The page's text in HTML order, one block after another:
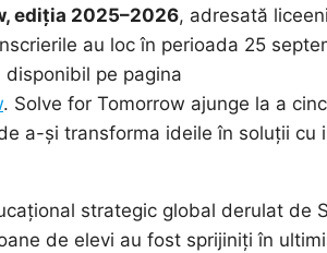
ediția 2025–2026, adresată
au loc în perioada 25
pe pagina
. Solve for Tomorrow ajunge la a
a-și transforma ideile în soluții cu
strategic global derulat de
de elevi au fost sprijiniți în